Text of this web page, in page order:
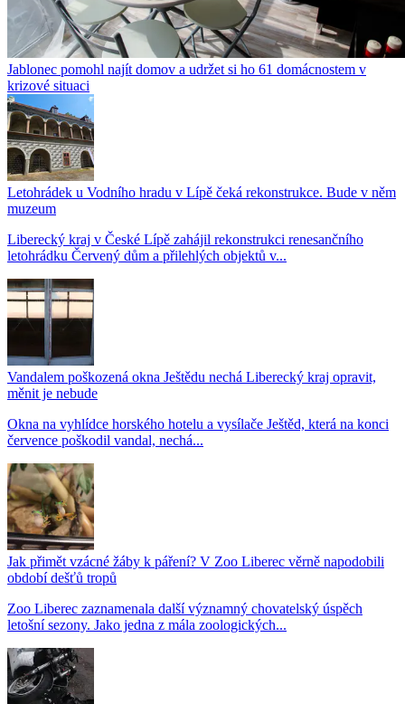
Jablonec pomohl najít domov a udržet si ho 61 domácnostem v
krizové situaci
Letohrádek u Vodního hradu v Lípě čeká rekonstrukce. Bude v něm
muzeum
Liberecký kraj v České Lípě zahájil rekonstrukci renesančního
letohrádku Červený dům a přilehlých objektů v...
Vandalem poškozená okna Ještědu nechá Liberecký kraj opravit,
měnit je nebude
Okna na vyhlídce horského hotelu a vysílače Ještěd, která na konci
července poškodil vandal, nechá...
Jak přimět vzácné žáby k páření? V Zoo Liberec věrně napodobili
období dešťů tropů
Zoo Liberec zaznamenala další významný chovatelský úspěch
letošní sezony. Jako jedna z mála zoologických...